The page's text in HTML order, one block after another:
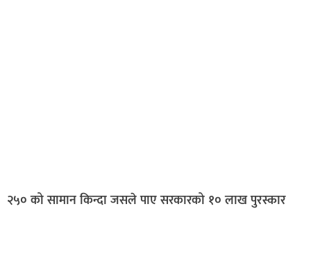
२५० को सामान किन्दा जसले पाए सरकारको १० लाख पुरस्कार